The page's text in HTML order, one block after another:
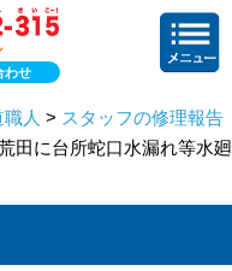
わせ
人 > スタッフの修理報告
田に台所蛇口水漏れ等水廻